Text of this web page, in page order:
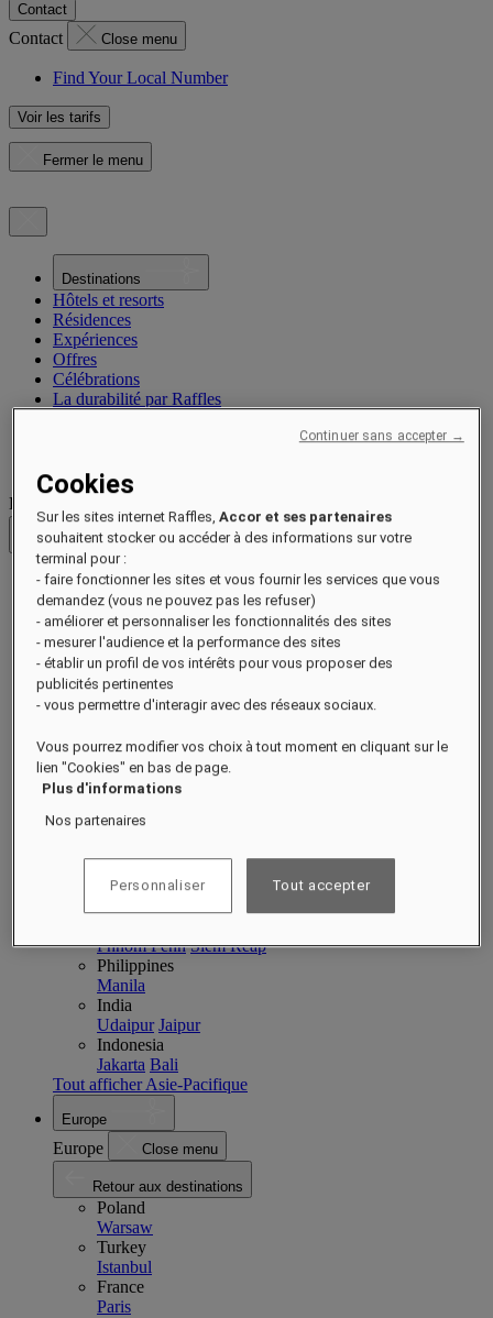
Contact
Contact Close menu
Find Your Local Number
Voir les tarifs
Fermer le menu
Destinations
Hôtels et resorts
Résidences
Expériences
Offres
Célébrations
La durabilité par Raffles
Destinations
Retour
Amérique du Nord
Amérique du Nord Close menu
Retour aux destinations
USA
Boston
Asie-Pacifique
Asie-Pacifique
Retour aux destinations
Raffles Shenzhen Hainan
Singapore
Phnom Penh Siem Reap
Philippines
Manila
India
Udaipur Jaipur
Indonesia
Jakarta Bali
Tout afficher Asie-Pacifique
Europe
Europe Close menu
Retour aux destinations
Poland
Warsaw
Turkey
Istanbul
France
Paris
Cookies
Sur les sites internet Raffles,Accor et ses partenaires
souhaitent stocker ou accéder à des informations sur votre
terminal pour :
- faire fonctionner les sites et vous fournir les services que vous
demandez (vous ne pouvez pas les refuser)
- améliorer et personnaliser les fonctionnalités des sites
- mesurer l'audience et la performance des sites
- établir un profil de vos intérêts pour vous proposer des
publicités pertinentes
- vous permettre d'interagir avec des réseaux sociaux.
Vous pourrez modifier vos choix à tout moment en cliquant sur le
lien "Cookies" en bas de page.
Plus d'informations
Nos partenaires
Personnaliser Tout accepter
Continuer sans accepter →